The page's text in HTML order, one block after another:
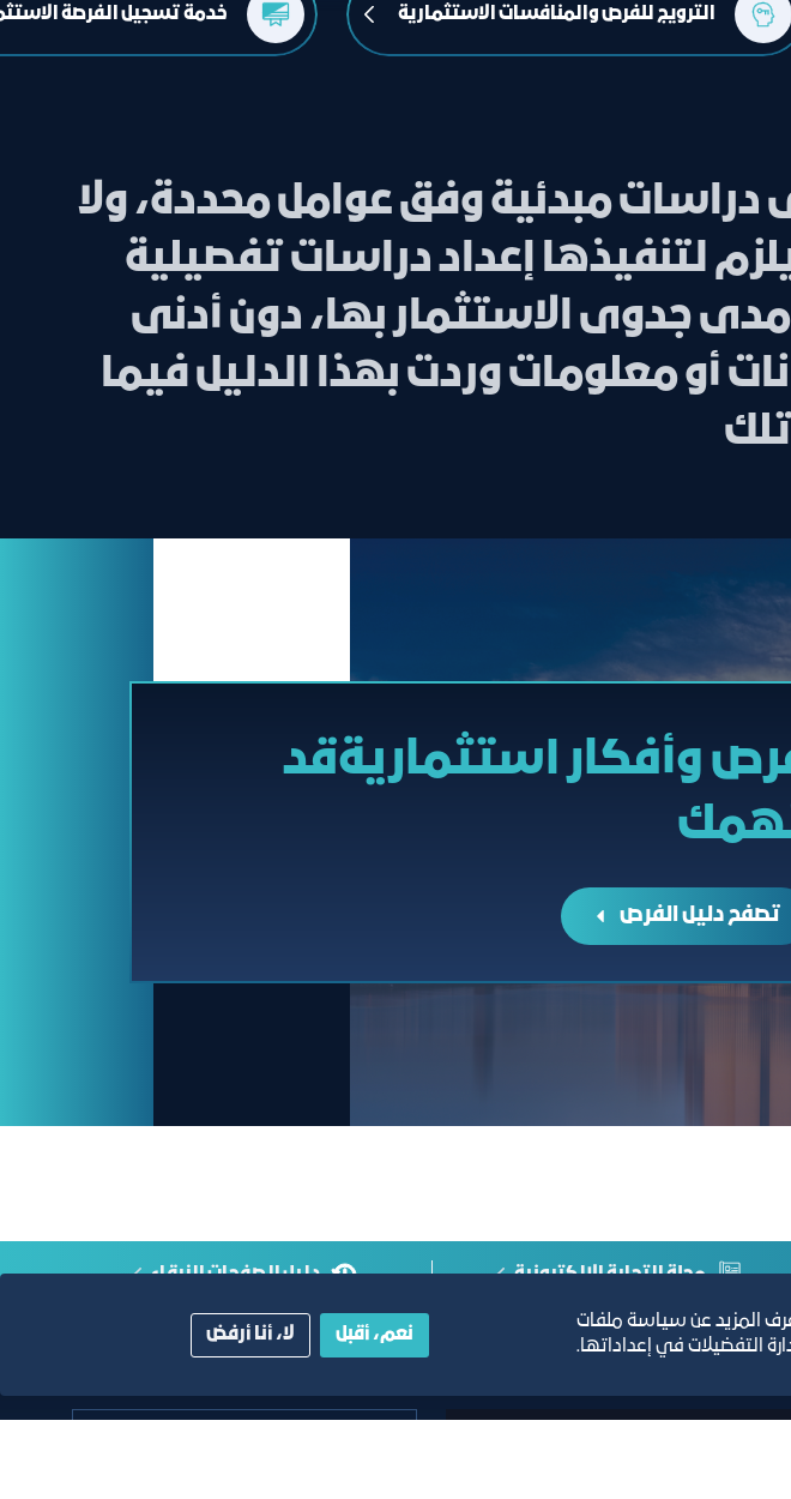
الترويج للفرص والمنافسات الاستثمارية خدمة تسجيل الفرصة
دراسات مبدئية وفق عوامل محددة، ولا
لتنفيذها إعداد دراسات تفصيلية
جدوى الاستثمار بها، دون أدنى
أو معلومات وردت بهذا الدليل فيما
وأفكار استثماريةقد
تصفح دليل الفرص
مجلة التجارة الإلكترونية دليل الصفحات الزرقاء
المزيد عن سياسة ملفات
التفضيلات في إعداداتها.
نعم، أقبل لا، أنا أرفض